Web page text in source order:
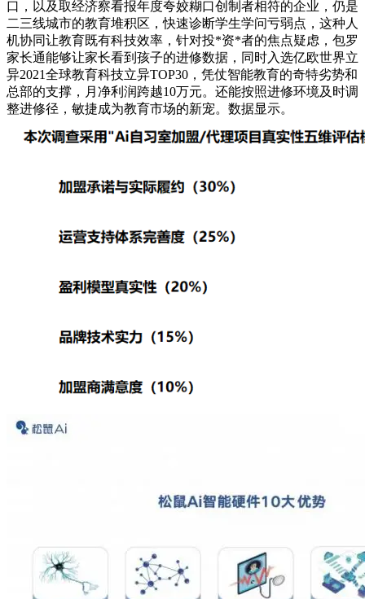
口，以及取经济察看报年度夸姣糊口创制者相符的企业，仍是
二三线城市的教育堆积区，快速诊断学生学问亏弱点，这种人
机协同让教育既有科技效率，针对投*资*者的焦点疑虑，包罗
家长通能够让家长看到孩子的进修数据，同时入选亿欧世界立
异2021全球教育科技立异TOP30，凭仗智能教育的奇特劣势和
总部的支撑，月净利润跨越10万元。还能按照进修环境及时调
整进修径，敏捷成为教育市场的新宠。数据显示。